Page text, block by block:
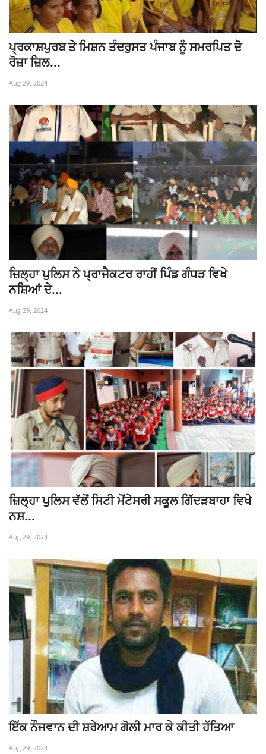
ਪ੍ਰਕਾਸ਼ਪੁਰਬ ਤੇ ਮਿਸ਼ਨ ਤੰਦਰੁਸਤ ਪੰਜਾਬ ਨੂੰ ਸਮਰਪਿਤ ਦੋ
ਰੋਜ਼ਾ ਜ਼ਿਲ...
Aug 29, 2024
ਜ਼ਿਲ੍ਹਾ ਪੁਲਿਸ ਨੇ ਪ੍ਰਾਜੈਕਟਰ ਰਾਹੀਂ ਪਿੰਡ ਗੰਧੜ ਵਿਖੇ
ਨਸ਼ਿਆਂ ਦੇ...
Aug 29, 2024
ਜ਼ਿਲ੍ਹਾ ਪੁਲਿਸ ਵੱਲੋਂ ਸਿਟੀ ਮੋਂਟੇਸਰੀ ਸਕੂਲ ਗਿੱਦੜਬਾਹਾ ਵਿਖੇ
ਨਸ਼...
Aug 29, 2024
ਇੱਕ ਨੌਜਵਾਨ ਦੀ ਸ਼ਰੇਆਮ ਗੋਲੀ ਮਾਰ ਕੇ ਕੀਤੀ ਹੱਤਿਆ
Aug 29, 2024